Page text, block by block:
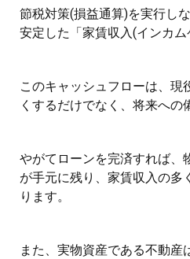
節税対策(損益通算)を実行し
安定した「家賃収入(インカム
このキャッシュフローは、現
くするだけでなく、将来への
やがてローンを完済すれば、
が手元に残り、家賃収入の多
ります。
また、実物資産である不動産